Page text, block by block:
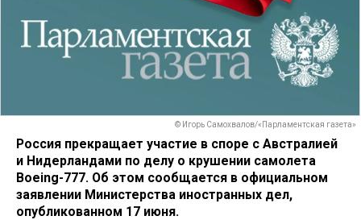
© Игорь Самохвалов/«Парламентская газета»
Россия прекращает участие в споре с Австралией
и Нидерландами по делу о крушении самолета
Boeing-777. Об этом сообщается в официальном
заявлении Министерства иностранных дел,
опубликованном 17 июня.